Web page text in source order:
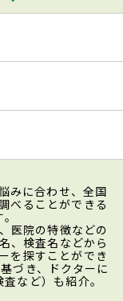
みに合わせ、全国
べることができる
医院の特徴などの
、検査名などから
を探すことができ
づき、ドクターに
など）も紹介。